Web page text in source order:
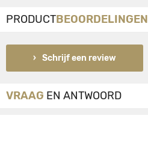
PRODUCTBEOORDELINGEN
Schrijf een review
VRAAG EN ANTWOORD